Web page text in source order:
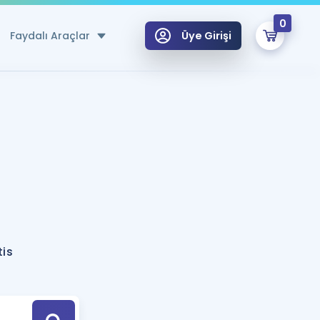
Faydalı Araçlar
Hesaplama Aracı
için Öneriler
Tek Takvimde
Üye Girişi
0